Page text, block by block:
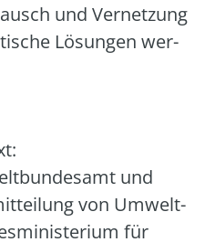
und Ver­net­zung
Lösun­gen wer­
und
von Umwelt­
für